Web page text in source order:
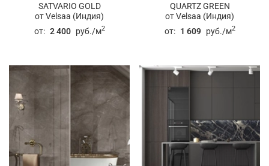
SATVARIO GOLD
от Velsaa (Индия)
от: 2 400 руб./м2
QUARTZ GREEN
от Velsaa (Индия)
от: 1 609 руб./м2